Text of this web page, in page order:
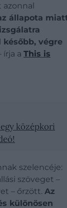
azonnal
állapota
később, végre
írja a This is
középkori
szelencéje:
szöveget –
– őrzött. Az
különösen